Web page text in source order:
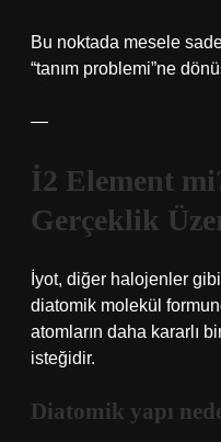
Bu noktada mesele
“tanım problemi”ne
—
İ2 Element
Gerçeklik
İyot, diğer halojenler
diatomik molekül
atomların daha kararlı
isteğidir.
Diatomik yapı